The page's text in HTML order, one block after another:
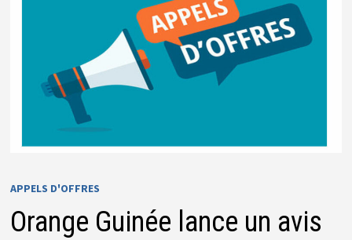
APPELS D'OFFRES
Orange Guinée lance un avis